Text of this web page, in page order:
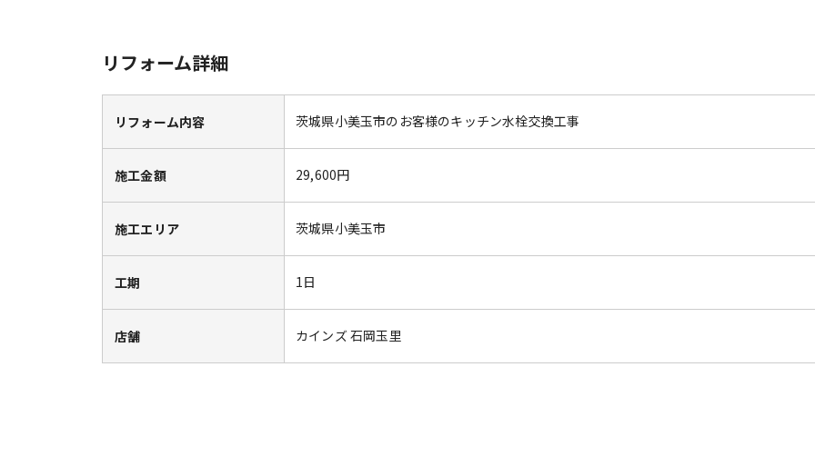
リフォーム詳細
リフォーム内容 茨城県小美玉市のお客様のキッチン水栓交換工事
施工金額 29,600円
施工エリア 茨城県小美玉市
工期 1日
店舗 カインズ 石岡玉里